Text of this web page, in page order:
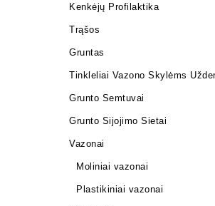
Kenkėjų Profilaktika
Trąšos
Gruntas
Tinkleliai Vazono Skylėms
Grunto Semtuvai
Grunto Sijojimo Sietai
Vazonai
Moliniai vazonai
Plastikiniai vazonai